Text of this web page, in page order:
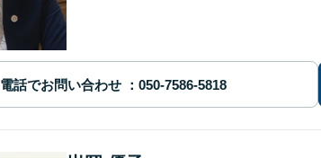
電話でお問い合わせ